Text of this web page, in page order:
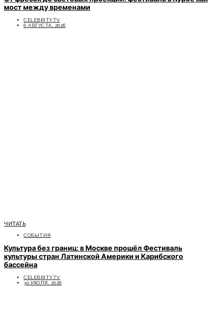
мост между временами
CELEBRITYTV
6 АВГУСТА, 2026
ЧИТАТЬ
СОБЫТИЯ
Культура без границ: в Москве прошёл Фестиваль
культуры стран Латинской Америки и Карибского
бассейна
CELEBRITYTV
30 ИЮЛЯ, 2026